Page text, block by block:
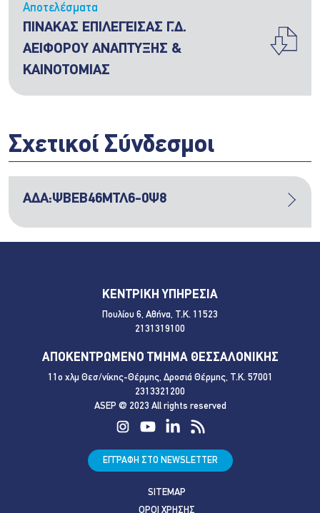
Αποτελέσματα
ΠΙΝΑΚΑΣ ΕΠΙΛΕΓΕΙΣΑΣ Γ.Δ.
ΑΕΙΦΟΡΟΥ ΑΝΑΠΤΥΞΗΣ &
ΚΑΙΝΟΤΟΜΙΑΣ
Σχετικοί Σύνδεσμοι
ΑΔΑ:ΨΒΕΒ46ΜΤΛ6-0Ψ8
ΚΕΝΤΡΙΚΗ ΥΠΗΡΕΣΙΑ
Πουλίου 6, Αθήνα, Τ.Κ. 11523
2131319100
ΑΠΟΚΕΝΤΡΩΜΕΝΟ ΤΜΗΜΑ ΘΕΣΣΑΛΟΝΙΚΗΣ
11ο χλμ Θεσ/νίκης-Θέρμης, Δροσιά Θέρμης, Τ.Κ. 57001
2313321200
ASEP @ 2023 All rights reserved
ΕΓΓΡΑΦΗ ΣΤΟ NEWSLETTER
SITEMAP
ΟΡΟΙ ΧΡΗΣΗΣ